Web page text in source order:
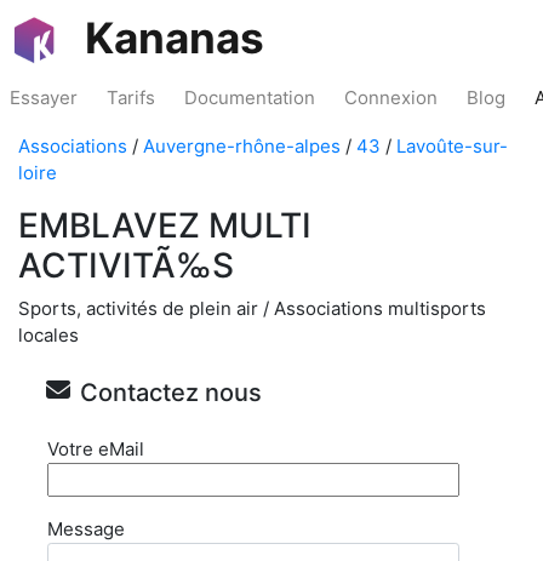
Kananas
Essayer Tarifs Documentation Connexion Blog
Associations / Auvergne-rhône-alpes / 43 / Lavoûte-sur-
loire
EMBLAVEZ MULTI
ACTIVITÃ‰S
Sports, activités de plein air / Associations multisports
locales
Contactez nous
Votre eMail
Message